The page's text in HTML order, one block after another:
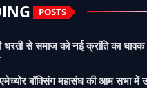
POSTS
धरती से समाज को नई क्रांति का
एमेच्योर बॉक्सिंग महासंघ की आम सभा में